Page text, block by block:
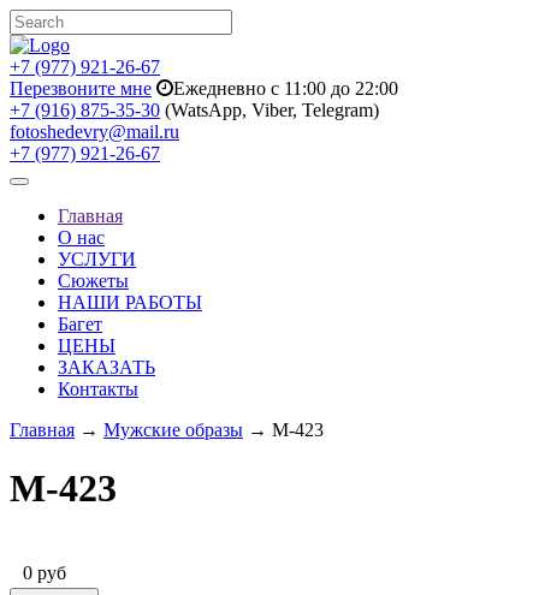
+7 (977) 921-26-67
Перезвоните мне
Ежедневно с 11:00 до 22:00
+7 (916) 875-35-30 (WatsApp, Viber, Telegram)
fotoshedevry@mail.ru
+7 (977) 921-26-67
Toggle
navigationГлавная
О нас
УСЛУГИ
Сюжеты
НАШИ РАБОТЫ
Багет
ЦЕНЫ
ЗАКАЗАТЬ
Контакты
Главная → Мужские образы → M-423
M-423
0 руб